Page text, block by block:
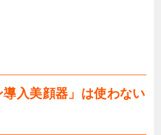
入美顔器」は使わない